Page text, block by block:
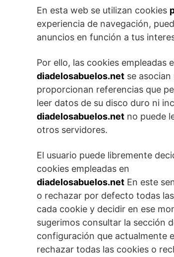
En esta web se utilizan cookies
experiencia de navegación,
anuncios en función a tus
Por ello, las cookies empleadas
diadelosabuelos.net se
proporcionan referencias que
leer datos de su disco duro ni
diadelosabuelos.net no puede
otros servidores.
El usuario puede libremente
cookies empleadas en
diadelosabuelos.net En este
o rechazar por defecto todas
cada cookie y decidir en ese
sugerimos consultar la sección
configuración que actualmente
rechazar todas las cookies o